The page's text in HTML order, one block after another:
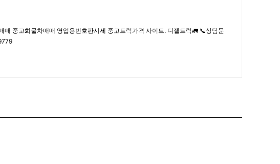
매 중고화물차매매 영업용번호판시세 중고트럭가격 사이트. 디젤트럭🚛 📞상담문